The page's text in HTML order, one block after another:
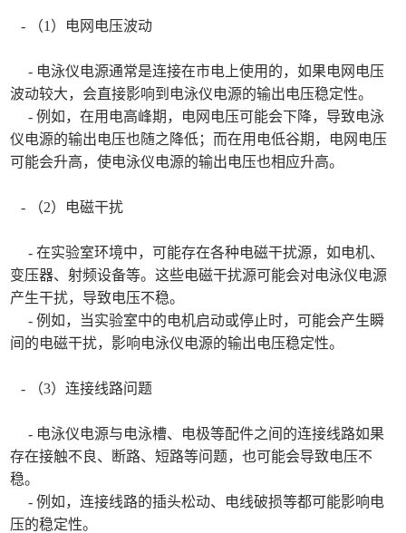
- （1）电网电压波动
- 电泳仪电源通常是连接在市电上使用的，如果电网电压
波动较大，会直接影响到电泳仪电源的输出电压稳定性。
- 例如，在用电高峰期，电网电压可能会下降，导致电泳
仪电源的输出电压也随之降低；而在用电低谷期，电网电压
可能会升高，使电泳仪电源的输出电压也相应升高。
- （2）电磁干扰
- 在实验室环境中，可能存在各种电磁干扰源，如电机、
变压器、射频设备等。这些电磁干扰源可能会对电泳仪电源
产生干扰，导致电压不稳。
- 例如，当实验室中的电机启动或停止时，可能会产生瞬
间的电磁干扰，影响电泳仪电源的输出电压稳定性。
- （3）连接线路问题
- 电泳仪电源与电泳槽、电极等配件之间的连接线路如果
存在接触不良、断路、短路等问题，也可能会导致电压不
稳。
- 例如，连接线路的插头松动、电线破损等都可能影响电
压的稳定性。